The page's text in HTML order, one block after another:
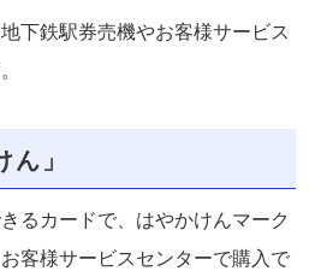
下鉄駅券売機やお客様サービス
」
るカードで、はやかけんマーク
客様サービスセンターで購入で